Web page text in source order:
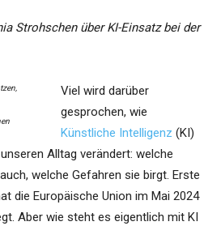
Strohschen über KI-Einsatz bei der
Viel wird darüber
gesprochen, wie
Künstliche Intelligenz (KI)
Alltag verändert: welche
welche Gefahren sie birgt. Erste
die Europäische Union im Mai 2024
Aber wie steht es eigentlich mit KI